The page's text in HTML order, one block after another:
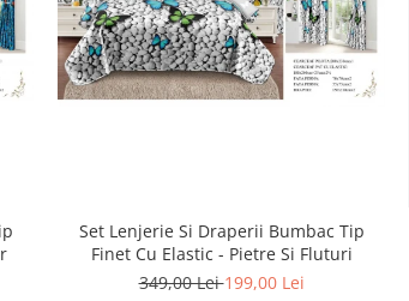
Set Lenjerie Si Draperii Bumbac Tip
Finet Cu Elastic - Pietre Si Fluturi
349,00 Lei199,00 Lei